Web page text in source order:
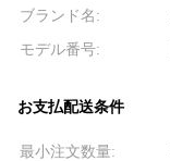
ブランド名:
モデル番号:
お支払配送条件
最小注文数量: